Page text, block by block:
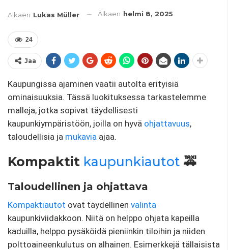
Alkaen Lukas Müller Alkaen helmi 8, 2025
24
Jaa
Kaupungissa ajaminen vaatii autolta erityisiä
ominaisuuksia. Tässä luokituksessa tarkastelemme
malleja, jotka sopivat täydellisesti
kaupunkiympäristöön, joilla on hyvä ohjattavuus,
taloudellisia ja mukavia ajaa.
Kompaktit kaupunkiautot 🚕
Taloudellinen ja ohjattava
Kompaktiautot ovat täydellinen valinta
kaupunkiviidakkoon. Niitä on helppo ohjata kapeilla
kaduilla, helppo pysäköidä pieniinkin tiloihin ja niiden
polttoaineenkulutus on alhainen. Esimerkkejä tällaisista